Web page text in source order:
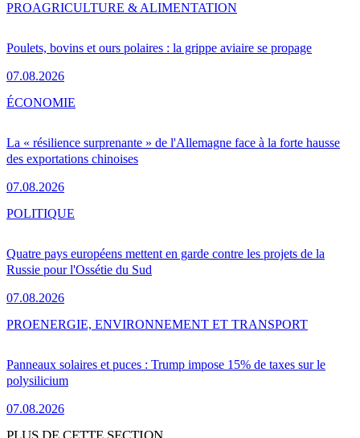
Poulets, bovins et ours polaires : la grippe aviaire se propage
07.08.2026
PROAGRICULTURE & ALIMENTATION
La « résilience surprenante » de l'Allemagne face à la forte hausse
des exportations chinoises
07.08.2026
ÉCONOMIE
Quatre pays européens mettent en garde contre les projets de la
Russie pour l'Ossétie du Sud
07.08.2026
POLITIQUE
Panneaux solaires et puces : Trump impose 15% de taxes sur le
polysilicium
07.08.2026
PROENERGIE, ENVIRONNEMENT ET TRANSPORT